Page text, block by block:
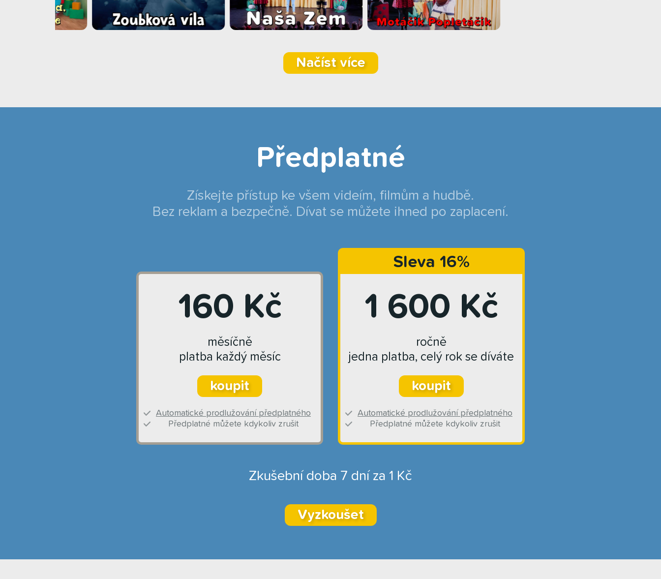
Načíst více
Předplatné
Získejte přístup ke všem videím, filmům a hudbě.
Bez reklam a bezpečně. Dívat se můžete ihned po zaplacení.
160 Kč
měsíčně
platba každý měsíc
koupit
Automatické prodlužování předplatného
Předplatné můžete kdykoliv zrušit
Sleva 16%
1 600 Kč
ročně
jedna platba, celý rok se díváte
koupit
Automatické prodlužování předplatného
Předplatné můžete kdykoliv zrušit
Zkušební doba 7 dní za 1 Kč
Vyzkoušet